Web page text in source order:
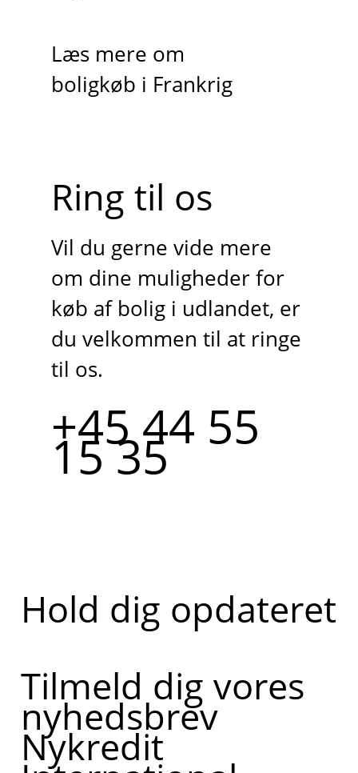
Læs mere om
boligkøb i Frankrig
Ring til os
Vil du gerne vide mere
om dine muligheder for
køb af bolig i udlandet, er
du velkommen til at ringe
til os.
+45 44 55
15 35
Hold dig opdateret
Tilmeld dig vores
nyhedsbrev
Nykredit